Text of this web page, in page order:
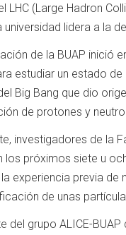
LHC (Large Hadron
universidad lidera a la
de la BUAP inició
estudiar un estado
Big Bang que dio
de protones y
investigadores de la
los próximos siete u
experiencia previa
de unas
del grupo ALICE-